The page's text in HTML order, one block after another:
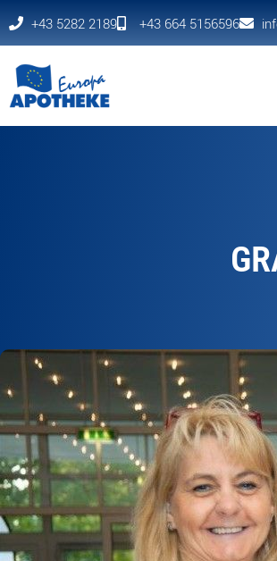
+43 5282 2189 +43 664 5156596